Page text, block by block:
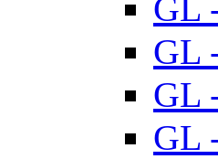
GL
GL
GL
GL